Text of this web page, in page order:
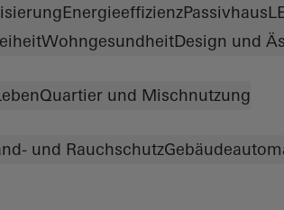
EnergieeffizienzPassivhaus
WohngesundheitDesign und
Quartier und Mischnutzung
und Rauchschutz